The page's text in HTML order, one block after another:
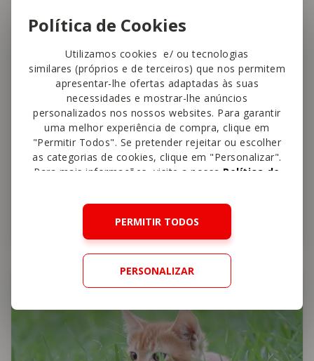
Política de Cookies
Utilizamos cookies e/ ou tecnologias
similares (próprios e de terceiros) que nos permitem
apresentar-lhe ofertas adaptadas às suas
necessidades e mostrar-lhe anúncios
personalizados nos nossos websites. Para garantir
uma melhor experiência de compra, clique em
"Permitir Todos". Se pretender rejeitar ou escolher
as categorias de cookies, clique em "Personalizar".
Para mais informações, visite a nossa Política de
PERMITIR TODOS
PERSONALIZAR
Porque é que se diz que um gato tem
Curiosidades sobre o seu animal